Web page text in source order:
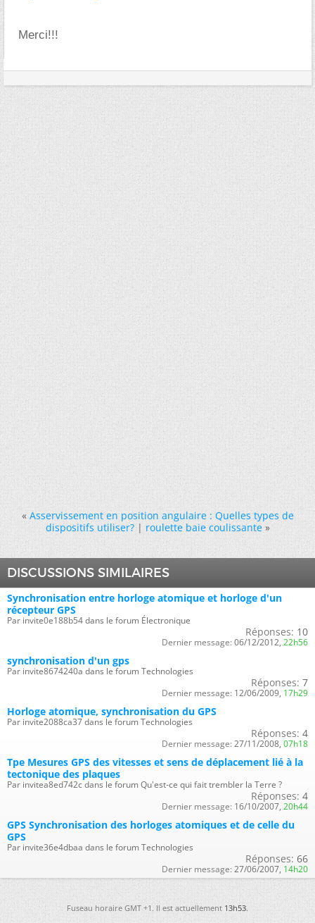
Merci!!!
« Asservissement en position angulaire : Quelles types de
dispositifs utiliser?|roulette baie coulissante »
DISCUSSIONS SIMILAIRES
Synchronisation entre horloge atomique et horloge d'un
récepteur GPS
Par invite0e188b54 dans le forum Électronique
Réponses: 10
Dernier message: 06/12/2012, 22h56
synchronisation d'un gps
Par invite8674240a dans le forum Technologies
Réponses: 7
Dernier message: 12/06/2009, 17h29
Horloge atomique, synchronisation du GPS
Par invite2088ca37 dans le forum Technologies
Réponses: 4
Dernier message: 27/11/2008, 07h18
Tpe Mesures GPS des vitesses et sens de déplacement lié à la
tectonique des plaques
Par invitea8ed742c dans le forum Qu'est-ce qui fait trembler la Terre ?
Réponses: 4
Dernier message: 16/10/2007, 20h44
GPS Synchronisation des horloges atomiques et de celle du
GPS
Par invite36e4dbaa dans le forum Technologies
Réponses: 66
Dernier message: 27/06/2007, 14h20
Fuseau horaire GMT +1. Il est actuellement13h53.